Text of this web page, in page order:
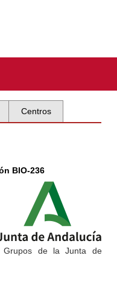
Centros
BIO-236
Grupos de la Junta de